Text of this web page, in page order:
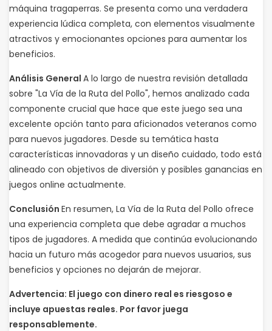
máquina tragaperras. Se presenta como una verdadera
experiencia lúdica completa, con elementos visualmente
atractivos y emocionantes opciones para aumentar los
beneficios.
Análisis General A lo largo de nuestra revisión detallada
sobre "La Vía de la Ruta del Pollo", hemos analizado cada
componente crucial que hace que este juego sea una
excelente opción tanto para aficionados veteranos como
para nuevos jugadores. Desde su temática hasta
características innovadoras y un diseño cuidado, todo está
alineado con objetivos de diversión y posibles ganancias en
juegos online actualmente.
Conclusión En resumen, La Vía de la Ruta del Pollo ofrece
una experiencia completa que debe agradar a muchos
tipos de jugadores. A medida que continúa evolucionando
hacia un futuro más acogedor para nuevos usuarios, sus
beneficios y opciones no dejarán de mejorar.
Advertencia: El juego con dinero real es riesgoso e
incluye apuestas reales. Por favor juega
responsablemente.